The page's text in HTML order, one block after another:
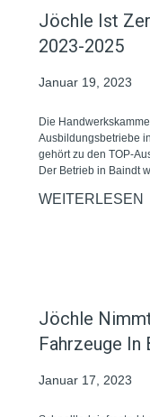
Jöchle Ist
2023-2025
Januar 19, 2023
Die
Ausbildungsbetriebe
gehört zu den TOP-
Der Betrieb in Baindt
WEITERLESEN
Jöchle
Fahrzeuge In
Januar 17, 2023